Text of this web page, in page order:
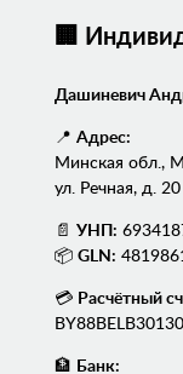
🏢
Дашиневич
📍 Адрес:
Минская обл.,
ул. Речная, д. 20
📄 УНП:
📦 GLN:
💳 Расчётный
🏦
Банк: